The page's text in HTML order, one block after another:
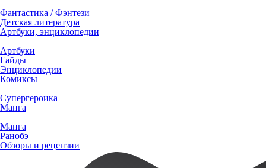
Фантастика / Фэнтези
Детская литература
Артбуки, энциклопедии
Артбуки
Гайды
Энциклопедии
Комиксы
Супергероика
Манга
Манга
Ранобэ
Обзоры и рецензии